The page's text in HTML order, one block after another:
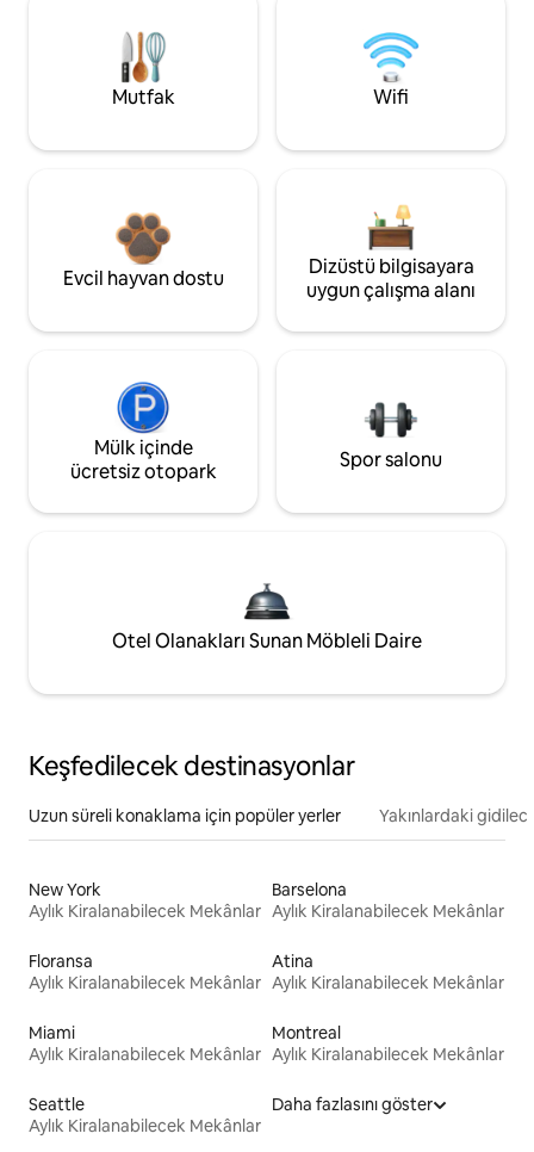
Mutfak Wifi
Evcil hayvan dostu
Dizüstü bilgisayara
uygun çalışma alanı
Mülk içinde
ücretsiz otopark
Spor salonu
Otel Olanakları Sunan Möbleli Daire
Keşfedilecek destinasyonlar
Uzun süreli konaklama için popüler yerler Yakınlardaki
New York
Aylık Kiralanabilecek Mekânlar
Barselona
Aylık Kiralanabilecek Mekânlar
Floransa
Aylık Kiralanabilecek Mekânlar
Atina
Aylık Kiralanabilecek Mekânlar
Miami
Aylık Kiralanabilecek Mekânlar
Montreal
Aylık Kiralanabilecek Mekânlar
Seattle
Aylık Kiralanabilecek Mekânlar
Daha fazlasını göster